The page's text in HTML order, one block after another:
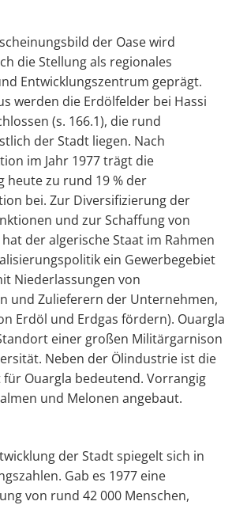
der Oase wird
die Stellung als regionales
Entwicklungszentrum geprägt.
werden die Erdölfelder bei Hassi
(s. 166.1), die rund
der Stadt liegen. Nach
im Jahr 1977 trägt die
heute zu rund 19 % der
bei. Zur Diversifizierung der
und zur Schaffung von
der algerische Staat im Rahmen
ein Gewerbegebiet
Niederlassungen von
und Zulieferern der Unternehmen,
Erdöl und Erdgas fördern). Ouargla
einer großen Militärgarnison
Neben der Ölindustrie ist die
Ouargla bedeutend. Vorrangig
und Melonen angebaut.
der Stadt spiegelt sich in
Gab es 1977 eine
von rund 42 000 Menschen,